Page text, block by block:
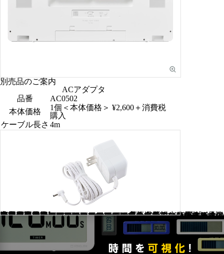
別売品のご案内
ACアダプタ
品番
AC0502
本体価格
1個＜本体価格＞ ¥2,600＋消費税
購入
ケーブル長さ 4m
精密機器ですので、取り扱いにご注意ください。
本製品は屋内専用です。屋外で使用しないでください。
本製品は防水・防塵仕様ではありません。
改良のため、仕様などを予告なしに変更することがありますので、ご了承ください。
直接日光の当たる場所や、高温・多湿の場所での使用または保管はしないでください。
商品の液晶部分はハメコミ合成です。
液晶画面は見る角度によって、表示が薄くなることがあります。
冒頭のアニメーションはイメージです。
表示されている＜本体価格＞は、メーカー希望小売価格です。消費税の金額は含んでおりません。
商品の見直しなどのため、仕様・価格・デザインその他は予告なく変更する場合があります。
商品の色は撮影などの関係で実際の色とは異なって見えることがあります。
キングジム、KING JIM、ビジュアルバータイマーは株式会社キングジムの商標または登録商標です。
その他記載の会社名、商品名、サービス名およびロゴマークは各社の商標または登録商標です。